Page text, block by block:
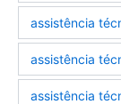
assistência
assistência
assistência